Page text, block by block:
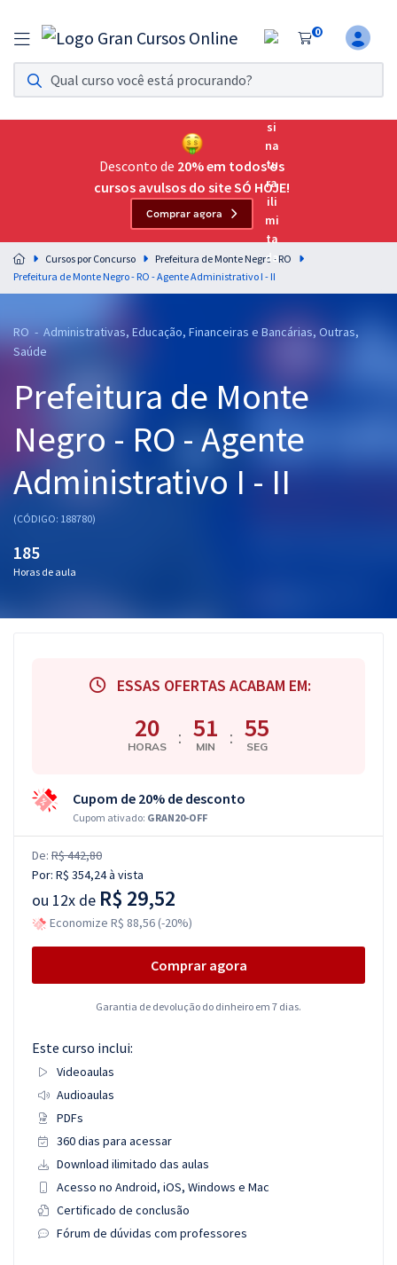
0
Assinatura Ilimitada 11
Acesso a todos os cursos. Teste grátis por 7 dias!
Assinatura OAB Até Passar
Acesso ilimitado a toda preparação para o Exame da
Residências Multiprofissionais
Preparação completa e intensiva para as principais
residências em saúde do Brasil
Assinatura Ilimitada
Graduação
OAB
Conteúdo gratuito
Desconto de 20% em todos os
cursos avulsos do site SÓ HOJE!
Comprar agora
Cursos por Concurso
Prefeitura de Monte Negro - RO
Prefeitura de Monte Negro - RO - Agente Administrativo I - II
RO - Administrativas, Educação, Financeiras e Bancárias, Outras,
Saúde
Prefeitura de Monte
Negro - RO - Agente
Administrativo I - II
(CÓDIGO: 188780)
185
Horas de aula
ESSAS OFERTAS ACABAM EM:
20
HORAS : 51
MIN : 55
SEG
Cupom de 20% de desconto
Cupom ativado: GRAN20-OFF
De: R$ 442,80
Por: R$ 354,24à vista
ou 12x de R$ 29,52
Economize R$ 88,56 (-20%)
Comprar agora
Garantia de devolução do dinheiro em 7 dias.
Este curso inclui:
Videoaulas
Audioaulas
PDFs
360 dias para acessar
Download ilimitado das aulas
Acesso no Android, iOS, Windows e Mac
Certificado de conclusão
Fórum de dúvidas com professores